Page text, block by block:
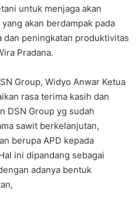
untuk menjaga akan
akan berdampak pada
dan peningkatan produktivitas
Pradana.
Group, Widyo Anwar Ketua
rasa terima kasih dan
DSN Group yg sudah
sawit berkelanjutan,
berupa APD kepada
ini dipandang sebagai
adanya bentuk